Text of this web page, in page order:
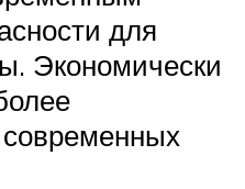
для
Экономически